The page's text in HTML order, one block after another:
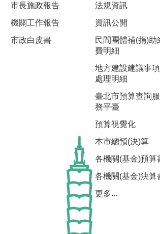
市長施政報告
機關工作報告
市政白皮書
法規資訊
資訊公開
民間團體補(捐)助
費明細
地方建設建議事項
處理明細
臺北市預算查詢服
務平臺
預算視覺化
本市總預(決)算
各機關(基金)預算
各機關(基金)決算
更多...